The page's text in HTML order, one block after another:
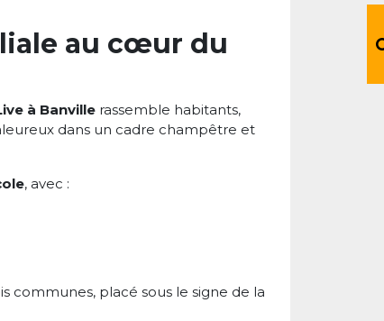
au cœur du
à Banville rassemble habitants,
dans un cadre champêtre et
, avec :
communes, placé sous le signe de la